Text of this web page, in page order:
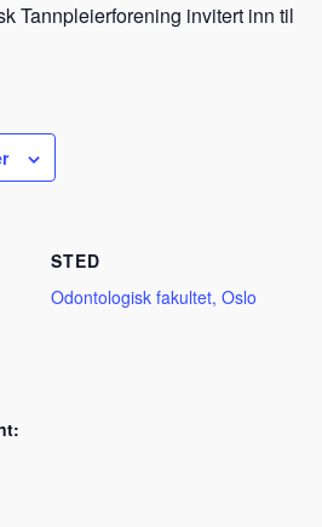
Tannpleierforening invitert inn til
STED
Odontologisk fakultet, Oslo